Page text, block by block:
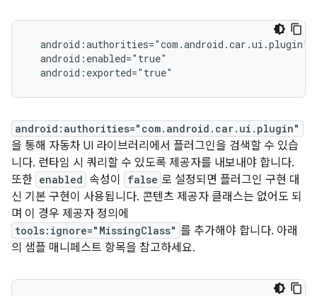
android:authorities="com.android.car.ui.plugin"
android:enabled="true"
android:exported="true"
android:authorities="com.android.car.ui.plugin"
을 통해 자동차 UI 라이브러리에서 플러그인을 검색할 수 있습
니다. 런타임 시 쿼리할 수 있도록 제공자를 내보내야 합니다.
또한 enabled 속성이 false 로 설정되면 플러그인 구현 대
신 기본 구현이 사용됩니다. 콘텐츠 제공자 클래스는 없어도 되
며 이 경우 제공자 정의에
tools:ignore="MissingClass" 를 추가해야 합니다. 아래
의 샘플 매니페스트 항목을 참고하세요.